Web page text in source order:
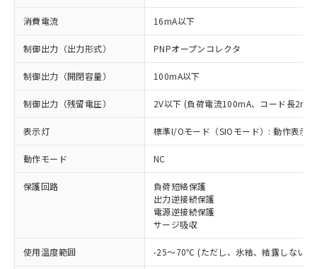
消費電流 16mA以下
制御出力（出力形式） PNPオープンコレクタ
制御出力（開閉容量） 100mA以下
制御出力（残留電圧） 2V以下 (負荷電流100mA、コード長2m
表示灯 標準I/Oモード（SIOモード）: 動作表示
動作モード NC
保護回路
負荷短絡保護
出力逆接続保護
電源逆接続保護
サージ吸収
使用温度範囲 -25～70℃ (ただし、氷結、結露しないこ
※1 対応状況
対応済み：EU RoHS指令（10物質）の
非含有に対応した製品が提供可能な商品で
対応予定：EU RoHS指令（10物質）の非含